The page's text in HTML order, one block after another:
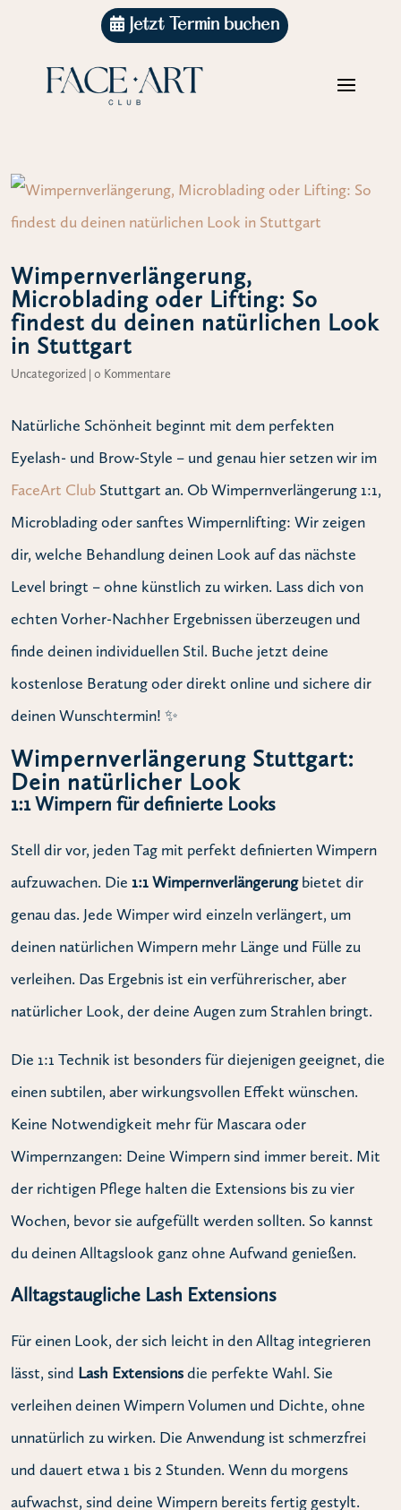
Jetzt Termin buchen
Wimpernverlängerung,
Microblading oder Lifting: So
findest du deinen natürlichen Look
in Stuttgart
Uncategorized | 0 Kommentare
Natürliche Schönheit beginnt mit dem perfekten
Eyelash- und Brow-Style – und genau hier setzen wir im
FaceArt Club Stuttgart an. Ob Wimpernverlängerung 1:1,
Microblading oder sanftes Wimpernlifting: Wir zeigen
dir, welche Behandlung deinen Look auf das nächste
Level bringt – ohne künstlich zu wirken. Lass dich von
echten Vorher-Nachher Ergebnissen überzeugen und
finde deinen individuellen Stil. Buche jetzt deine
kostenlose Beratung oder direkt online und sichere dir
deinen Wunschtermin! ✨
Wimpernverlängerung Stuttgart:
Dein natürlicher Look
1:1 Wimpern für definierte Looks
Stell dir vor, jeden Tag mit perfekt definierten Wimpern
aufzuwachen. Die 1:1 Wimpernverlängerungbietet dir
genau das. Jede Wimper wird einzeln verlängert, um
deinen natürlichen Wimpern mehr Länge und Fülle zu
verleihen. Das Ergebnis ist ein verführerischer, aber
natürlicher Look, der deine Augen zum Strahlen bringt.
Die 1:1 Technik ist besonders für diejenigen geeignet, die
einen subtilen, aber wirkungsvollen Effekt wünschen.
Keine Notwendigkeit mehr für Mascara oder
Wimpernzangen: Deine Wimpern sind immer bereit. Mit
der richtigen Pflege halten die Extensions bis zu vier
Wochen, bevor sie aufgefüllt werden sollten. So kannst
du deinen Alltagslook ganz ohne Aufwand genießen.
Alltagstaugliche Lash Extensions
Für einen Look, der sich leicht in den Alltag integrieren
lässt, sind Lash Extensionsdie perfekte Wahl. Sie
verleihen deinen Wimpern Volumen und Dichte, ohne
unnatürlich zu wirken. Die Anwendung ist schmerzfrei
und dauert etwa 1 bis 2 Stunden. Wenn du morgens
aufwachst, sind deine Wimpern bereits fertig gestylt.